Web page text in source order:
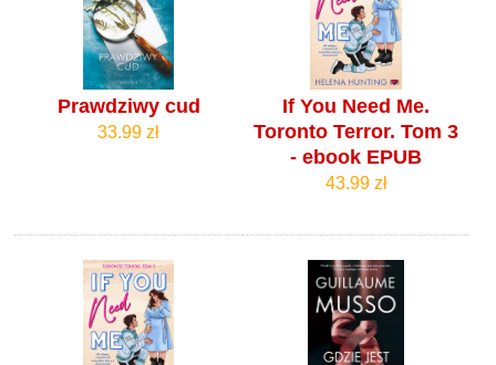
Prawdziwy cud
33.99 zł
If You Need Me.
Toronto Terror. Tom 3
- ebook EPUB
43.99 zł